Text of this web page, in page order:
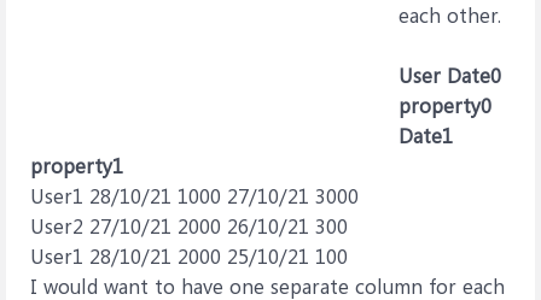
each other.
User Date0
property0
Date1
property1
User1 28/10/21 1000 27/10/21 3000
User2 27/10/21 2000 26/10/21 300
User1 28/10/21 2000 25/10/21 100
I would want to have one separate column for each